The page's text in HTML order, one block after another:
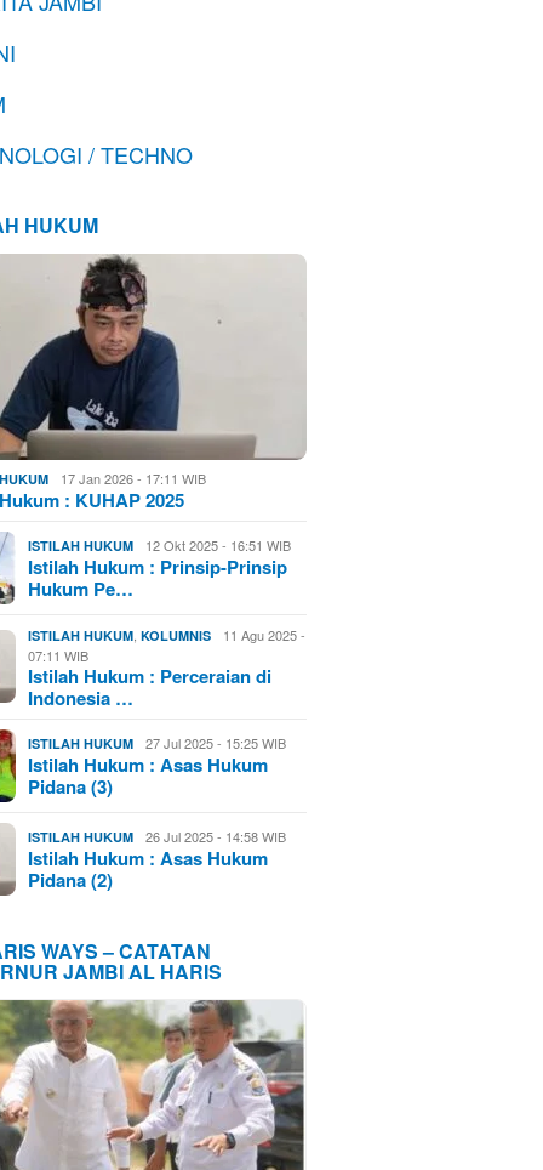
/ TECHNO
HUKUM
17 Jan 2026 - 17:11 WIB
: KUHAP 2025
ISTILAH HUKUM 12 Okt 2025 - 16:51 WIB
Istilah Hukum : Prinsip-Prinsip
Hukum Pe…
ISTILAH HUKUM ,KOLUMNIS
11 Agu 2025 -
07:11 WIB
Istilah Hukum : Perceraian di
Indonesia …
ISTILAH HUKUM 27 Jul 2025 - 15:25 WIB
Istilah Hukum : Asas Hukum
Pidana (3)
ISTILAH HUKUM 26 Jul 2025 - 14:58 WIB
Istilah Hukum : Asas Hukum
Pidana (2)
WAYS – CATATAN
JAMBI AL HARIS